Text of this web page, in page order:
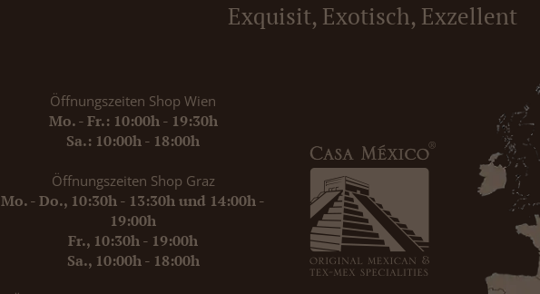
Exquisit, Exotisch, Exzellent
Öffnungszeiten Shop Wien
Mo. - Fr.: 10:00h - 19:30h
Sa.: 10:00h - 18:00h
Öffnungszeiten Shop Graz
Mo. - Do., 10:30h - 13:30h und 14:00h -
19:00h
Fr., 10:30h - 19:00h
Sa., 10:00h - 18:00h